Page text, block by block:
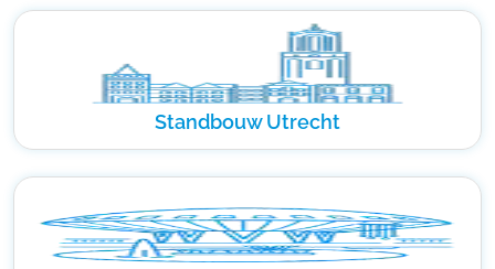
Standbouw Utrecht